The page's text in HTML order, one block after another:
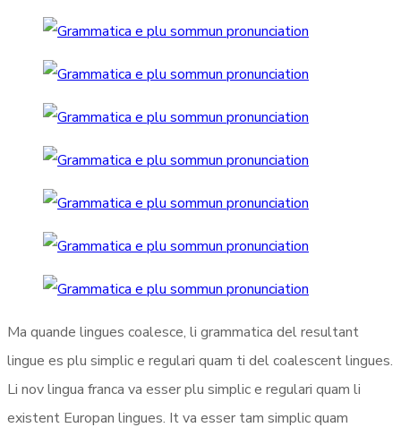
Ma quande lingues coalesce, li grammatica del resultant
lingue es plu simplic e regulari quam ti del coalescent lingues.
Li nov lingua franca va esser plu simplic e regulari quam li
existent Europan lingues. It va esser tam simplic quam